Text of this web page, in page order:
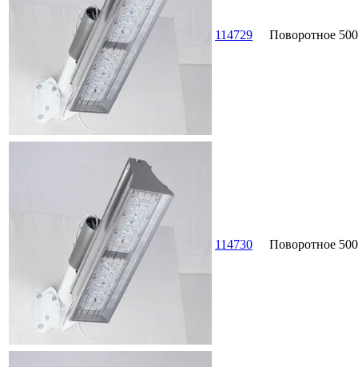
114729 Поворотное
114730 Поворотное